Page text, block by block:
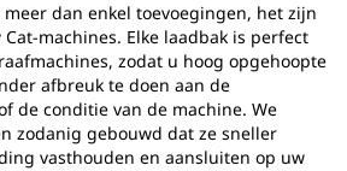
dan enkel toevoegingen, het zijn
machines. Elke laadbak is perfect
zodat u hoog opgehoopte
afbreuk te doen aan de
de conditie van de machine. We
zodanig gebouwd dat ze sneller
vasthouden en aansluiten op uw